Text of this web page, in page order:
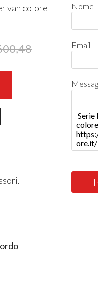
van colore Nome
Email